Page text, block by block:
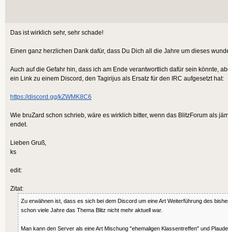
Das ist wirklich sehr, sehr schade!
Einen ganz herzlichen Dank dafür, dass Du Dich all die Jahre um dieses
Auch auf die Gefahr hin, dass ich am Ende verantwortlich dafür sein könnte,
ein Link zu einem Discord, den Tagirijus als Ersatz für den IRC aufgesetzt hat:
https://discord.gg/kZWMK8C6
Wie bruZard schon schrieb, wäre es wirklich bitter, wenn das BlitzForum als
endet.
Lieben Gruß,
ks
edit:
Zitat:
Zu erwähnen ist, dass es sich bei dem Discord um eine Art Weiterführung des
schon viele Jahre das Thema Blitz nicht mehr aktuell war.
Man kann den Server als eine Art Mischung "ehemaligen Klassentreffen" und